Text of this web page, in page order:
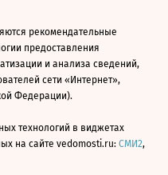
рекомендательные
предоставления
и анализа сведений,
сети «Интернет»,
Федерации).
технологий в виджетах
на сайте vedomosti.ru: СМИ2,